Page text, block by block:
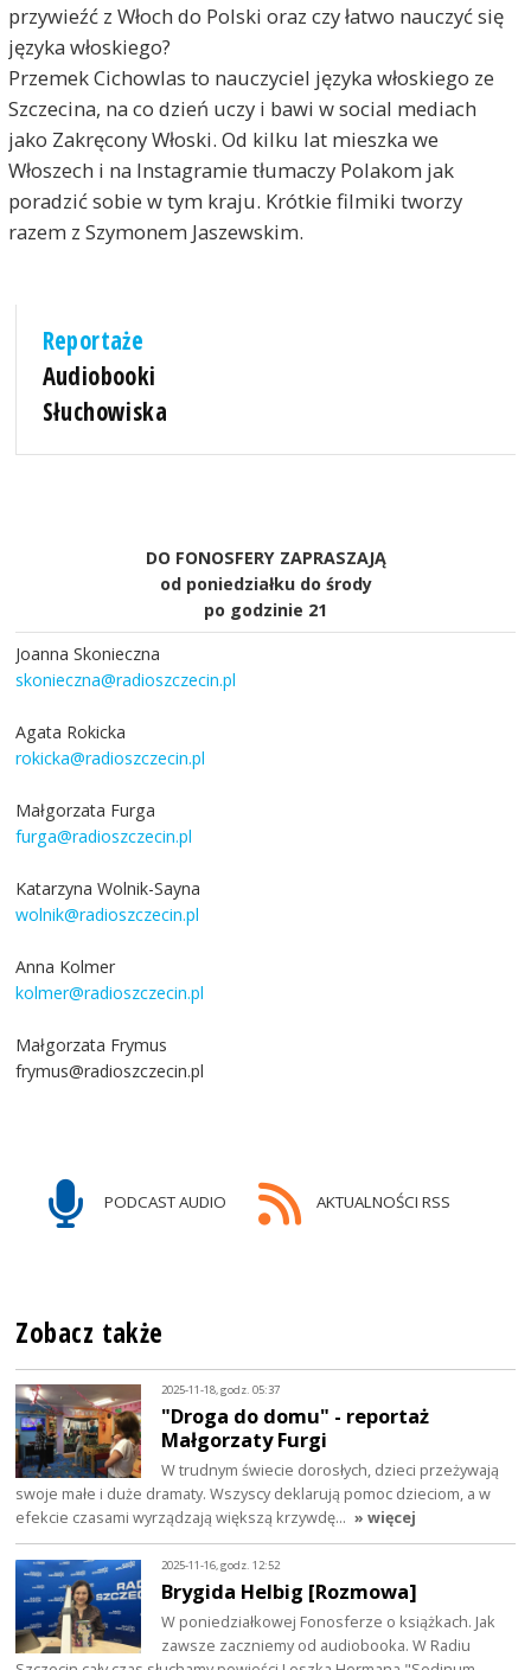
przywieźć z Włoch do Polski oraz czy łatwo nauczyć się
języka włoskiego?
Przemek Cichowlas to nauczyciel języka włoskiego ze
Szczecina, na co dzień uczy i bawi w social mediach
jako Zakręcony Włoski. Od kilku lat mieszka we
Włoszech i na Instagramie tłumaczy Polakom jak
poradzić sobie w tym kraju. Krótkie filmiki tworzy
razem z Szymonem Jaszewskim.
Reportaże
Audiobooki
Słuchowiska
DO FONOSFERY ZAPRASZAJĄ
od poniedziałku do środy
po godzinie 21
Joanna Skonieczna
skonieczna@radioszczecin.pl
Agata Rokicka
rokicka@radioszczecin.pl
Małgorzata Furga
furga@radioszczecin.pl
Katarzyna Wolnik-Sayna
wolnik@radioszczecin.pl
Anna Kolmer
kolmer@radioszczecin.pl
Małgorzata Frymus
frymus@radioszczecin.pl
PODCAST AUDIO AKTUALNOŚCI RSS
Zobacz także
2025-11-18, godz. 05:37
"Droga do domu" - reportaż
Małgorzaty Furgi
W trudnym świecie dorosłych, dzieci przeżywają
swoje małe i duże dramaty. Wszyscy deklarują pomoc dzieciom, a w
efekcie czasami wyrządzają większą krzywdę… » więcej
2025-11-16, godz. 12:52
Brygida Helbig [Rozmowa]
W poniedziałkowej Fonosferze o książkach. Jak
zawsze zaczniemy od audiobooka. W Radiu